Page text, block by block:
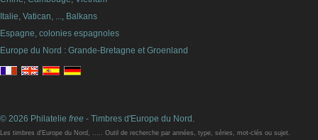
Italie, Vatican, ..., Balkans
Espagne, colonies espagnoles
Europe du Nord : Grande-Bretagne et Groenland
© 2026 Philatelie free - Timbres d'Europe du Nord.
Les timbres d'Europe du Nord, ..... Outil de recherche par années, type, séries, mot-clés ou sujet.